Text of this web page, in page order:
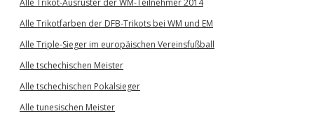
Alle Trikot-Ausrüster der WM-Teilnehmer 2014
Alle Trikotfarben der DFB-Trikots bei WM und EM
Alle Triple-Sieger im europäischen Vereinsfußball
Alle tschechischen Meister
Alle tschechischen Pokalsieger
Alle tunesischen Meister